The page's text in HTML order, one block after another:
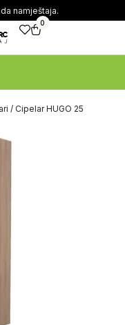
namještaja.
0
/ Cipelar HUGO 25